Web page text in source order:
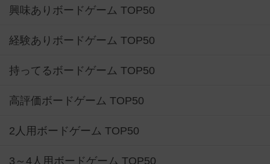
興味ありボードゲーム TOP50
経験ありボードゲーム TOP50
持ってるボードゲーム TOP50
高評価ボードゲーム TOP50
2人用ボードゲーム TOP50
3～4人用ボードゲーム TOP50